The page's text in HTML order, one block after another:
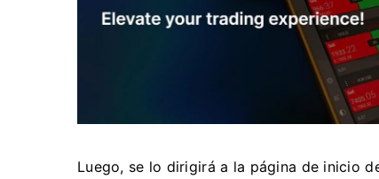
Luego, se lo dirigirá a la página de inicio